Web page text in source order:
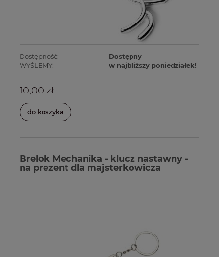
Dostępność:
Dostępny
WYŚLEMY:
w najbliższy poniedziałek!
10,00 zł
do koszyka
Brelok Mechanika - klucz nastawny -
na prezent dla majsterkowicza